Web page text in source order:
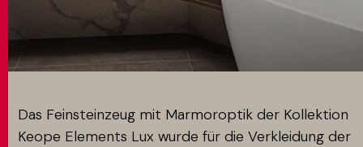
MATCH APP
SUCHEN
Das Feinsteinzeug mit Marmoroptik der Kollektion
Keope Elements Lux wurde für die Verkleidung der